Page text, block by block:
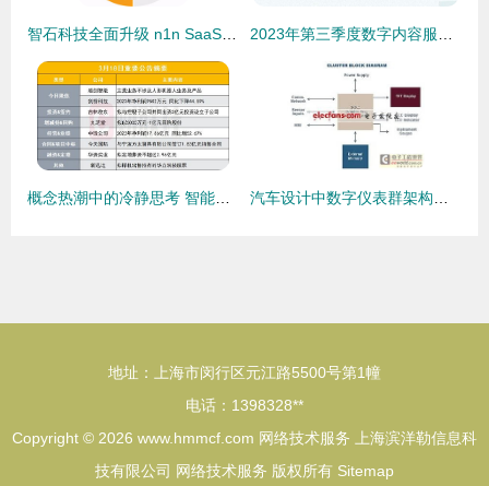
地址：上海市闵行区元江路5500号第1幢
电话：1398328**
Copyright © 2026 www.hmmcf.com 网络技术服务
上海滨洋勒信息科
技有限公司 网络技术服务 版权所有 Sitemap